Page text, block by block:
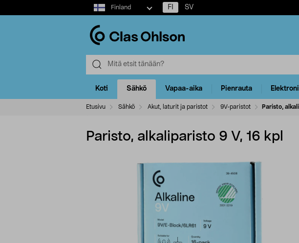
Select
market
Finland FI SV
Koti Sähkö Vapaa-aika Pienrauta
Etusivu Sähkö Akut, laturit ja paristot 9V-paristot Paristo,
Paristo, alkaliparisto 9 V, 16 kpl